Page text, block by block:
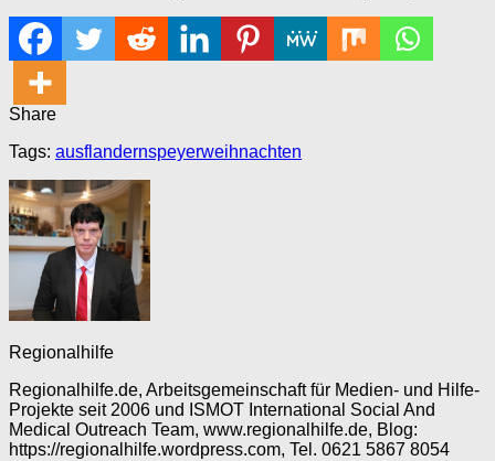
Share
Tags: ausflandernspeyerweihnachten
Regionalhilfe
Regionalhilfe.de, Arbeitsgemeinschaft für Medien- und Hilfe-
Projekte seit 2006 und ISMOT International Social And
Medical Outreach Team, www.regionalhilfe.de, Blog:
https://regionalhilfe.wordpress.com, Tel. 0621 5867 8054